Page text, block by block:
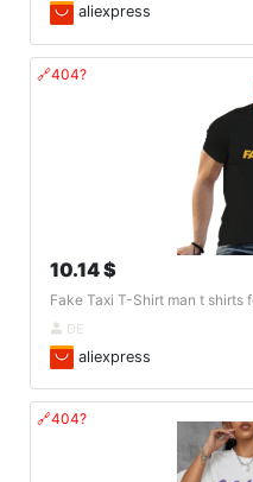
aliexpress
🔗404?
10.14 $
Fake Taxi T-Shirt man t shirts
DE
aliexpress
🔗404?